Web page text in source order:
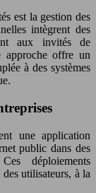
est la gestion des
intègrent des
aux invités de
approche offre un
à des systèmes
une application
public dans des
déploiements
utilisateurs, à la